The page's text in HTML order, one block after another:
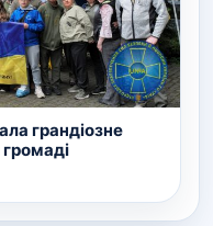
грандіозне